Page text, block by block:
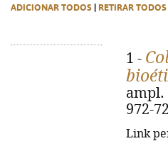
ADICIONAR TODOS RETIRAR TODOS
1 -
ampl.
972-
Link